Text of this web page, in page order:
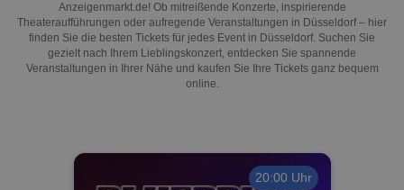
Anzeigenmarkt.de! Ob mitreißende Konzerte, inspirierende
Theateraufführungen oder aufregende Veranstaltungen in Düsseldorf – hier
finden Sie die besten Tickets für jedes Event in Düsseldorf. Suchen Sie
gezielt nach Ihrem Lieblingskonzert, entdecken Sie spannende
Veranstaltungen in Ihrer Nähe und kaufen Sie Ihre Tickets ganz bequem
online.
20:00 Uhr